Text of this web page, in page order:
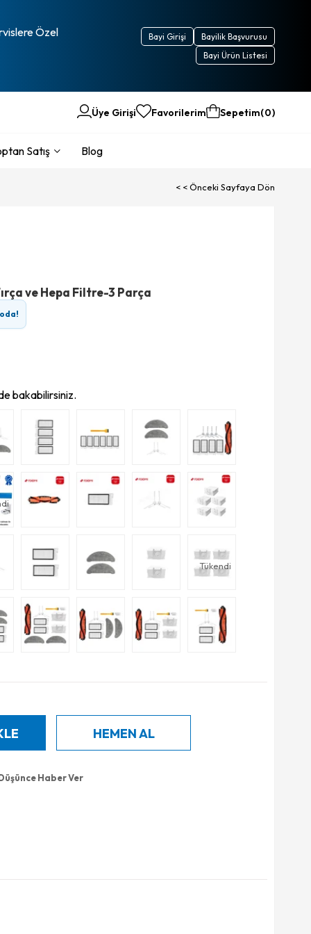
Özel
Bayilik Başvurusu
Bayi Girişi
Bayi Ürün Listesi
Üye Girişi Favorilerim Sepetim 0
Satış Blog
< < Önceki Sayfaya Dön
ve Hepa Filtre-3 Parça
bakabilirsiniz.
Tükendi
Haber Ver